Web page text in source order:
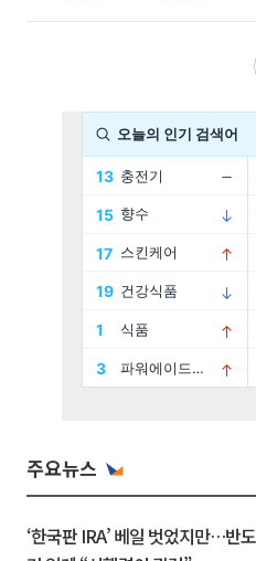
주요뉴스
‘한국판 IRA’ 베일 벗었지만…반